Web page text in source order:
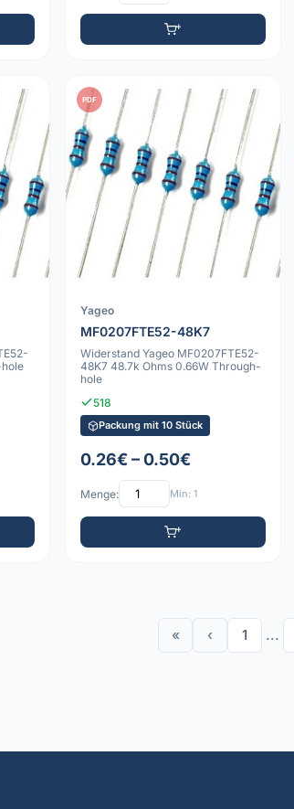
PDF
Yageo
MF0207FTE52-48K7
Widerstand Yageo MF0207FTE52-
48K7 48.7k Ohms 0.66W Through-
hole
518
Packung mit 10 Stück
0.26€ – 0.50€
Menge: Min: 1
« ‹ 1 ...